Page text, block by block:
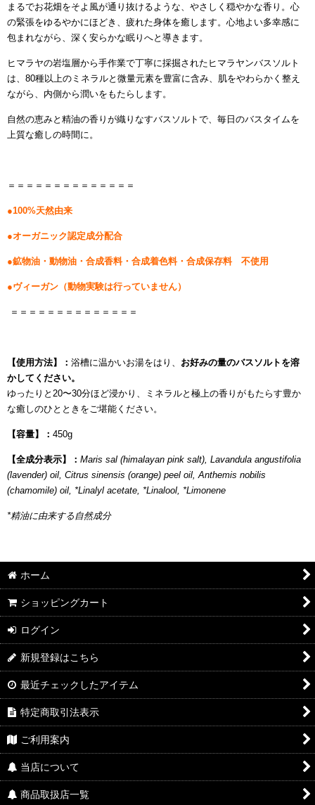
まるでお花畑をそよ風が通り抜けるような、やさしく穏やかな香り。心
の緊張をゆるやかにほどき、疲れた身体を癒します。心地よい多幸感に
包まれながら、深く安らかな眠りへと導きます。
ヒマラヤの岩塩層から手作業で丁寧に採掘されたヒマラヤンバスソルト
は、80種以上のミネラルと微量元素を豊富に含み、肌をやわらかく整え
ながら、内側から潤いをもたらします。
自然の恵みと精油の香りが織りなすバスソルトで、 毎日のバスタイムを
上質な癒しの時間に。
＝＝＝＝＝＝＝＝＝＝＝＝＝＝
●100%天然由来
●オーガニック認定成分配合
●鉱物油・動物油・合成香料・合成着色料・合成保存料 不使用
●ヴィーガン（動物実験は行っていません）
＝＝＝＝＝＝＝＝＝＝＝＝＝＝
【使用方法】： 浴槽に温かいお湯をはり、 お好みの量のバスソルトを溶
かしてください。
ゆったりと20〜30分ほど浸かり、ミネラルと極上の香りがもたらす豊か
な癒しのひとときをご堪能ください。
【容量】： 450g
【全成分表示】： Maris sal (himalayan pink salt), Lavandula angustifolia
(lavender) oil, Citrus sinensis (orange) peel oil, Anthemis nobilis
(chamomile) oil, *Linalyl acetate, *Linalool, *Limonene
*精油に由来する自然成分
ホーム
ショッピングカート
ログイン
新規登録はこちら
最近チェックしたアイテム
特定商取引法表示
ご利用案内
当店について
商品取扱店一覧